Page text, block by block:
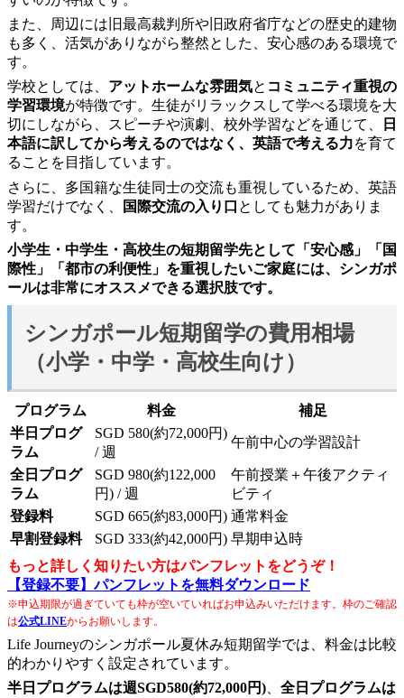
また、周辺には旧最高裁判所や旧政府省庁などの歴史的建物
も多く、活気がありながら整然とした、安心感のある環境で
す。
学校としては、 アットホームな雰囲気と コミュニティ重視の
学習環境が特徴です。生徒がリラックスして学べる環境を大
切にしながら、スピーチや演劇、校外学習などを通じて、
日
本語に訳してから考えるのではなく、英語で考える力を育て
ることを目指しています。
さらに、多国籍な生徒同士の交流も重視しているため、英語
学習だけでなく、
国際交流の入り口 としても魅力がありま
す。
小学生・中学生・高校生の短期留学先として「安心感」「国
際性」「都市の利便性」を重視したいご家庭には、シンガポ
ールは非常にオススメできる選択肢です。
シンガポール短期留学の費用相場
（小学・中学・高校生向け）
プログラム 料金
補足
半日プログ
ラム
SGD 580(約72,000円)
/ 週
午前中心の学習設計
全日プログ
ラム
SGD 980(約122,000
円) / 週
午前授業＋午後アクティ
ビティ
登録料
SGD 665(約83,000円) 通常料金
早割登録料
SGD 333(約42,000円) 早期申込時
もっと詳しく知りたい方はパンフレットをどうぞ！
【登録不要】パンフレットを無料ダウンロード
※申込期限が過ぎていても枠が空いていればお申込みいただけます。枠のご確認
は公式LINEからお願いします。
Life Journeyのシンガポール夏休み短期留学では、料金は比較
的わかりやすく設定されています。
半日プログラムは週SGD580(約72,000円)
全日プログラムは